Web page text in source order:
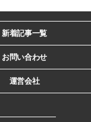
新着記事一覧
お問い合わせ
運営会社